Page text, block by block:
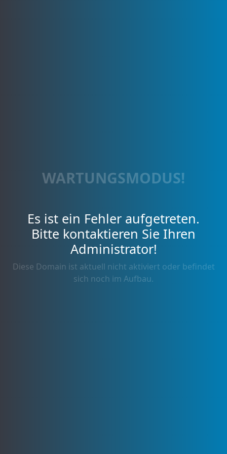
WARTUNGSMODUS!
Es ist ein Fehler aufgetreten.
Bitte kontaktieren Sie Ihren
Administrator!
Diese Domain ist aktuell nicht aktiviert oder befindet
sich noch im Aufbau.